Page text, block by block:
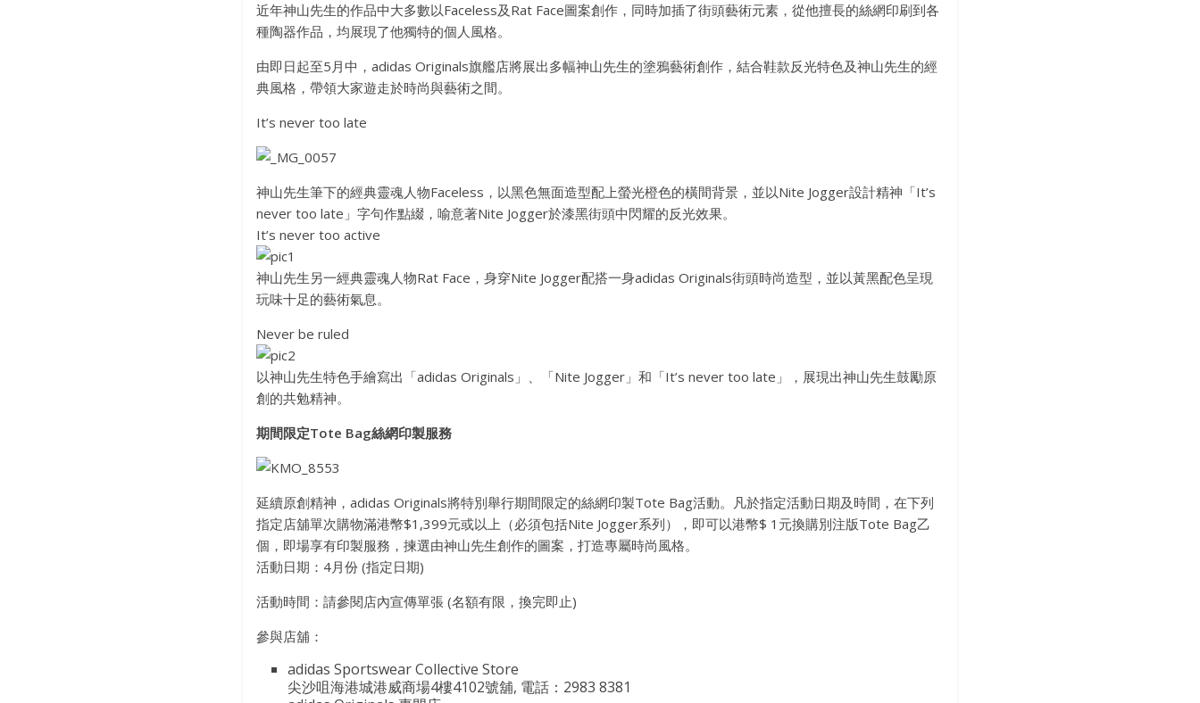
近年神山先生的作品中大多數以Faceless及Rat Face圖案創作，同時加插了街頭藝術元素，從他擅長的絲網印刷到各
種陶器作品，均展現了他獨特的個人風格。
由即日起至5月中，adidas Originals旗艦店將展出多幅神山先生的塗鴉藝術創作，結合鞋款反光特色及神山先生的經
典風格，帶領大家遊走於時尚與藝術之間。
It’s never too late
神山先生筆下的經典靈魂人物Faceless，以黑色無面造型配上螢光橙色的橫間背景，並以Nite Jogger設計精神「It’s
never too late」字句作點綴，喻意著Nite Jogger於漆黑街頭中閃耀的反光效果。
It’s never too active
神山先生另一經典靈魂人物Rat Face，身穿Nite Jogger配搭一身adidas Originals街頭時尚造型，並以黃黑配色呈現
玩味十足的藝術氣息。
Never be ruled
以神山先生特色手繪寫出「adidas Originals」、「Nite Jogger」和「It’s never too late」，展現出神山先生鼓勵原
創的共勉精神。
期間限定Tote Bag絲網印製服務
延續原創精神，adidas Originals將特別舉行期間限定的絲網印製Tote Bag活動。凡於指定活動日期及時間，在下列
指定店舖單次購物滿港幣$1,399元或以上（必須包括Nite Jogger系列），即可以港幣$ 1元換購別注版Tote Bag乙
個，即場享有印製服務，揀選由神山先生創作的圖案，打造專屬時尚風格。
活動日期：4月份 (指定日期)
活動時間：請參閱店內宣傳單張 (名額有限，換完即止)
參與店舖：
adidas Sportswear Collective Store
尖沙咀海港城港威商場4樓4102號舖, 電話：2983 8381